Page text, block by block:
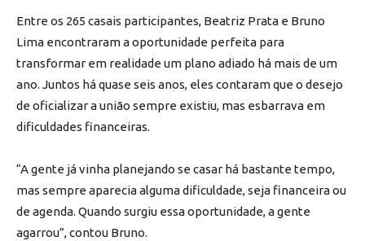
Entre os 265 casais participantes, Beatriz Prata e Bruno
Lima encontraram a oportunidade perfeita para
transformar em realidade um plano adiado há mais de um
ano. Juntos há quase seis anos, eles contaram que o desejo
de oficializar a união sempre existiu, mas esbarrava em
dificuldades financeiras.
“A gente já vinha planejando se casar há bastante tempo,
mas sempre aparecia alguma dificuldade, seja financeira ou
de agenda. Quando surgiu essa oportunidade, a gente
agarrou”, contou Bruno.